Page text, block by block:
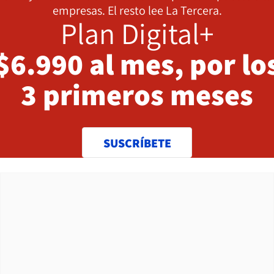
empresas. El resto lee La Tercera.
Plan Digital+
al mes, por
3 primeros meses
SUSCRÍBETE